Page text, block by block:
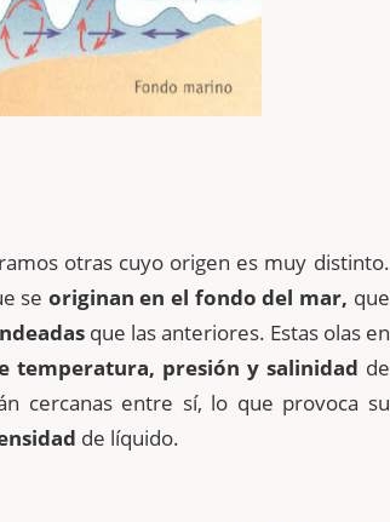
otras cuyo origen es muy distinto.
se originan en el fondo del mar, que
que las anteriores. Estas olas en
temperatura, presión y salinidad de
cercanas entre sí, lo que provoca su
de líquido.